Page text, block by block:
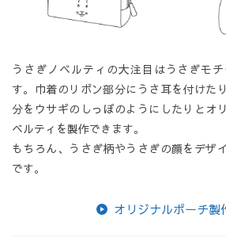
うさぎノベルティの大注目はうさぎモ
す。巾着のリボン部分にうさ耳を付けた
分をウサギのしっぽのようにしたりとオ
ベルティを製作できます。
もちろん、うさぎ柄やうさぎの顔をデザ
です。
オリジナルポーチ製